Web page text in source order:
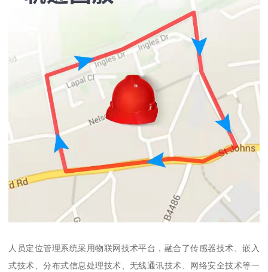
人员定位管理系统采用物联网技术平台，融合了传感器技术、嵌入
式技术、分布式信息处理技术、无线通讯技术、网络安全技术等一